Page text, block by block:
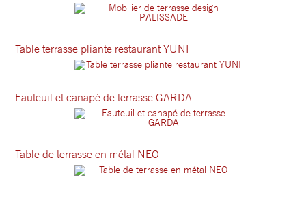
Table terrasse pliante restaurant YUNI
Fauteuil et canapé de terrasse GARDA
Table de terrasse en métal NEO